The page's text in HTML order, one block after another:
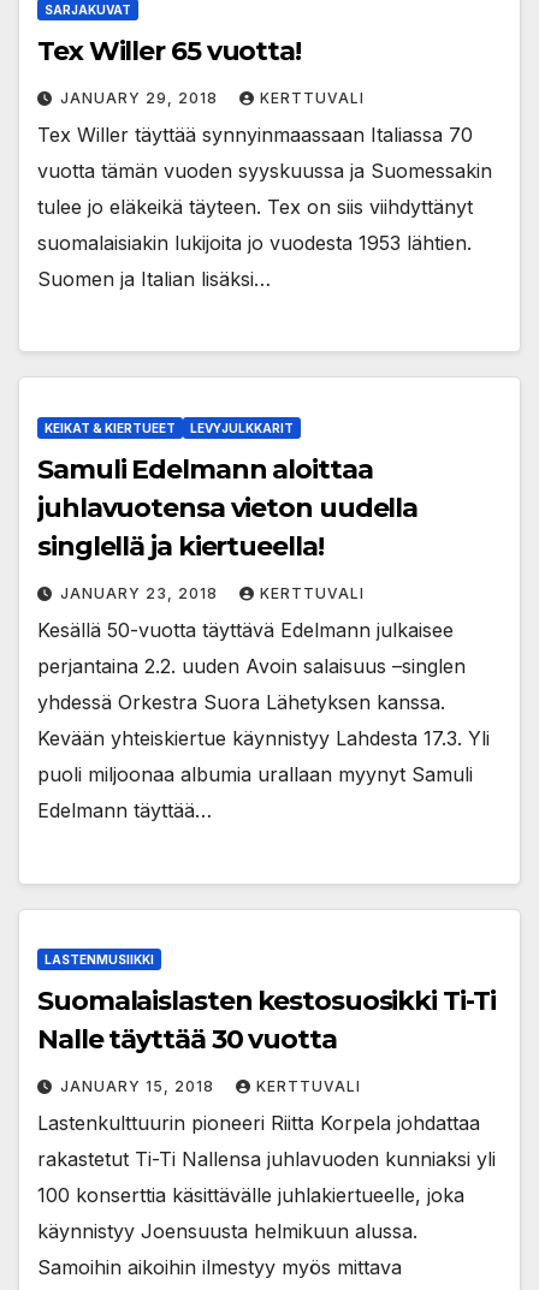
SARJAKUVAT
Tex Willer 65 vuotta!
JANUARY 29, 2018 KERTTUVALI
Tex Willer täyttää synnyinmaassaan Italiassa 70
vuotta tämän vuoden syyskuussa ja Suomessakin
tulee jo eläkeikä täyteen. Tex on siis viihdyttänyt
suomalaisiakin lukijoita jo vuodesta 1953 lähtien.
Suomen ja Italian lisäksi…
KEIKAT & KIERTUEET LEVYJULKKARIT
Samuli Edelmann aloittaa
juhlavuotensa vieton uudella
singlellä ja kiertueella!
JANUARY 23, 2018 KERTTUVALI
Kesällä 50-vuotta täyttävä Edelmann julkaisee
perjantaina 2.2. uuden Avoin salaisuus –singlen
yhdessä Orkestra Suora Lähetyksen kanssa.
Kevään yhteiskiertue käynnistyy Lahdesta 17.3. Yli
puoli miljoonaa albumia urallaan myynyt Samuli
Edelmann täyttää…
LASTENMUSIIKKI
Suomalaislasten kestosuosikki Ti-Ti
Nalle täyttää 30 vuotta
JANUARY 15, 2018 KERTTUVALI
Lastenkulttuurin pioneeri Riitta Korpela johdattaa
rakastetut Ti-Ti Nallensa juhlavuoden kunniaksi yli
100 konserttia käsittävälle juhlakiertueelle, joka
käynnistyy Joensuusta helmikuun alussa.
Samoihin aikoihin ilmestyy myös mittava